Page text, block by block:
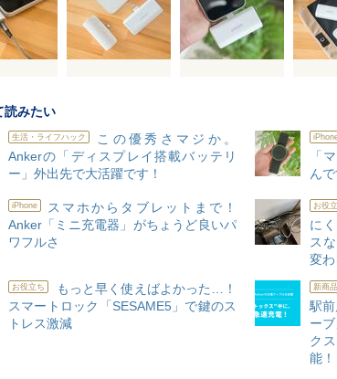
読みたい
生活・ライフハック
この優秀さマジか。
Ankerの「ディスプレイ搭載バッテリ
ー」外出先で大活躍です！
「
ん
iPhone
スマホからタブレットまで！
Anker「ミニ充電器」がちょうど良いパ
ワフルさ
お役
に
ス
変わ
お役立ち
もっと早く使えばよかった…！
スマートロック「SESAME5」で鍵のス
トレス激減
新商品
駅
ー
ク
能！